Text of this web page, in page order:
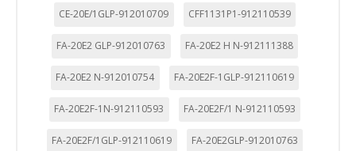
CE-20E/1GLP-912010709 CFF1131P1-912110539
FA-20E2 GLP-912010763 FA-20E2 H N-912111388
FA-20E2 N-912010754 FA-20E2F-1GLP-912110619
FA-20E2F-1N-912110593 FA-20E2F/1 N-912110593
FA-20E2F/1GLP-912110619 FA-20E2GLP-912010763